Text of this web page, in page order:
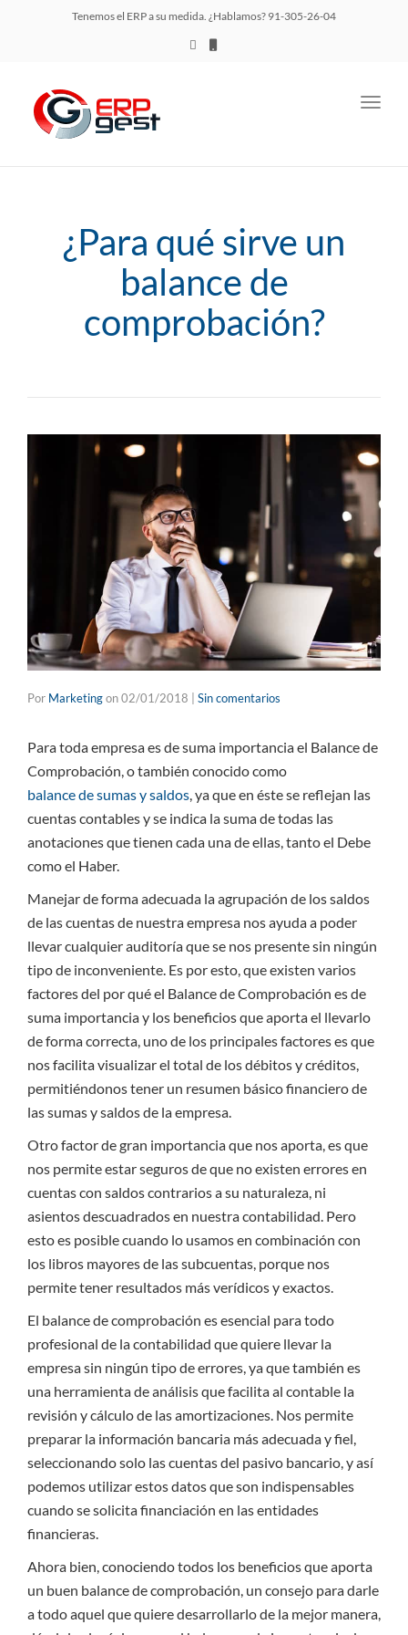
Tenemos el ERP a su medida. ¿Hablamos? 91-305-26-04
¿Para qué sirve un
balance de
comprobación?
Por Marketingon02/01/2018 Sin comentarios
Para toda empresa es de suma importancia el Balance de
Comprobación, o también conocido como
balance de sumas y saldos , ya que en éste se reflejan las
cuentas contables y se indica la suma de todas las
anotaciones que tienen cada una de ellas, tanto el Debe
como el Haber.
Manejar de forma adecuada la agrupación de los saldos
de las cuentas de nuestra empresa nos ayuda a poder
llevar cualquier auditoría que se nos presente sin ningún
tipo de inconveniente. Es por esto, que existen varios
factores del por qué el Balance de Comprobación es de
suma importancia y los beneficios que aporta el llevarlo
de forma correcta, uno de los principales factores es que
nos facilita visualizar el total de los débitos y créditos,
permitiéndonos tener un resumen básico financiero de
las sumas y saldos de la empresa.
Otro factor de gran importancia que nos aporta, es que
nos permite estar seguros de que no existen errores en
cuentas con saldos contrarios a su naturaleza, ni
asientos descuadrados en nuestra contabilidad. Pero
esto es posible cuando lo usamos en combinación con
los libros mayores de las subcuentas, porque nos
permite tener resultados más verídicos y exactos.
El balance de comprobación es esencial para todo
profesional de la contabilidad que quiere llevar la
empresa sin ningún tipo de errores, ya que también es
una herramienta de análisis que facilita al contable la
revisión y cálculo de las amortizaciones. Nos permite
preparar la información bancaria más adecuada y fiel,
seleccionando solo las cuentas del pasivo bancario, y así
podemos utilizar estos datos que son indispensables
cuando se solicita financiación en las entidades
financieras.
Ahora bien, conociendo todos los beneficios que aporta
un buen balance de comprobación, un consejo para darle
a todo aquel que quiere desarrollarlo de la mejor manera,